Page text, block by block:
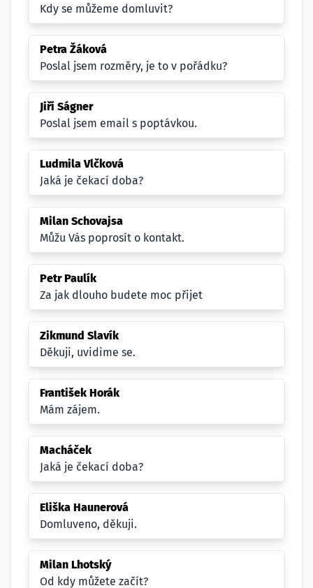
Kdy se můžeme domluvit?
Petra Žáková
Poslal jsem rozměry, je to v pořádku?
Jiří Ságner
Poslal jsem email s poptávkou.
Ludmila Vlčková
Jaká je čekací doba?
Milan Schovajsa
Můžu Vás poprosít o kontakt.
Petr Paulík
Za jak dlouho budete moc přijet
Zikmund Slavík
Děkuji, uvidime se.
František Horák
Mám zájem.
Macháček
Jaká je čekací doba?
Eliška Haunerová
Domluveno, děkuji.
Milan Lhotský
Od kdy můžete začít?